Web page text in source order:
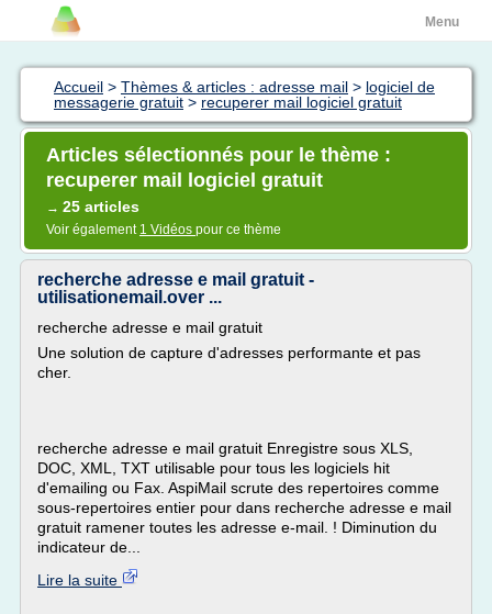
Menu
Accueil > Thèmes & articles : adresse mail > logiciel de
messagerie gratuit > recuperer mail logiciel gratuit
Articles sélectionnés pour le thème :
recuperer mail logiciel gratuit
→ 25 articles
Voir également 1 Vidéos pour ce thème
recherche adresse e mail gratuit -
utilisationemail.over ...
recherche adresse e mail gratuit
Une solution de capture d'adresses performante et pas
cher.
recherche adresse e mail gratuit Enregistre sous XLS,
DOC, XML, TXT utilisable pour tous les logiciels hit
d'emailing ou Fax. AspiMail scrute des repertoires comme
sous-repertoires entier pour dans recherche adresse e mail
gratuit ramener toutes les adresse e-mail. ! Diminution du
indicateur de...
Lire la suite